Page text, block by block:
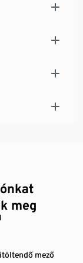
meg
mező